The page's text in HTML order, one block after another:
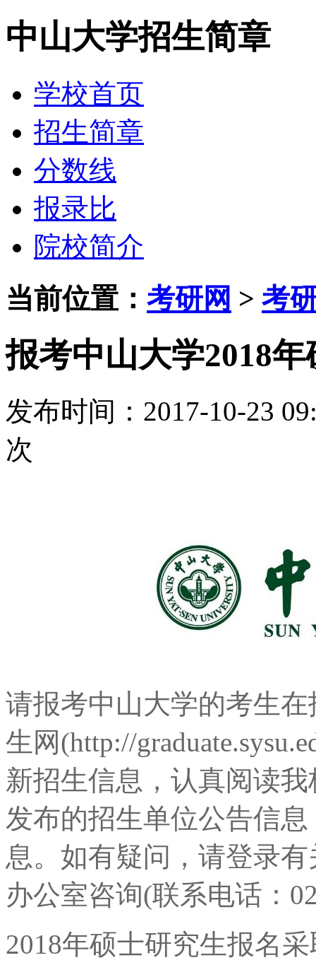
中山大学招生简章
学校首页
招生简章
分数线
报录比
院校简介
当前位置： 考研网 > 考
报考中山大学2018
发布时间：2017-10-23
次
请报考中山大学的考生
生网(http://
新招生信息，认真阅读
发布的招生单位公告信
息。如有疑问，请登录
办公室咨询(联系电话：
2018年硕士研究生报名